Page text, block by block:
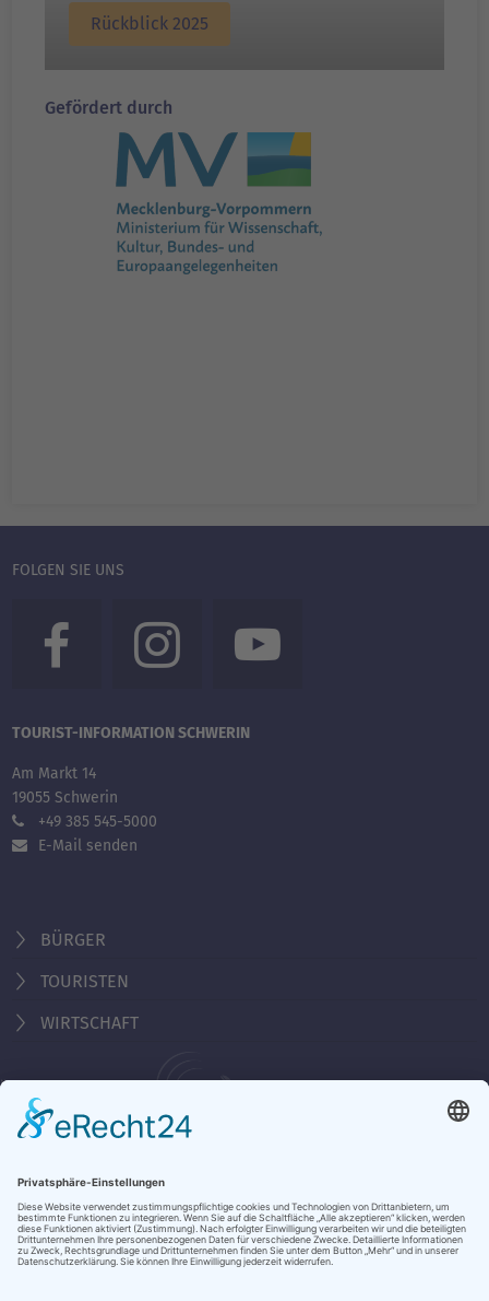
Rückblick 2025
Gefördert durch
FOLGEN SIE UNS
TOURIST-INFORMATION SCHWERIN
Am Markt 14
19055 Schwerin
+49 385 545-5000
E-Mail senden
BÜRGER
TOURISTEN
WIRTSCHAFT
Montag - Freitag 10:00 - 18:00 Uhr
Samstag, Sonntag, Feiertag 10:00 - 15:00 Uhr